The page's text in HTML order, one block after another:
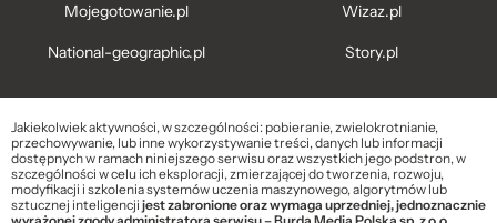
Mojegotowanie.pl
National-geographic.pl
Wizaz.pl
Story.pl
Jakiekolwiek aktywności, w szczególności: pobieranie, zwielokrotnianie,
przechowywanie, lub inne wykorzystywanie treści, danych lub informacji
dostępnych w ramach niniejszego serwisu oraz wszystkich jego podstron, w
szczególności w celu ich eksploracji, zmierzającej do tworzenia, rozwoju,
modyfikacji i szkolenia systemów uczenia maszynowego, algorytmów lub
sztucznej inteligencjijest zabronione oraz wymaga uprzedniej, jednoznacznie